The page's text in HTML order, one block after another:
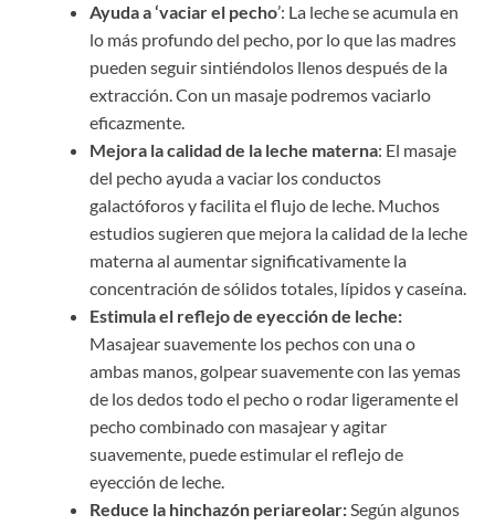
Ayuda a ‘vaciar el pecho’: La leche se acumula en
lo más profundo del pecho, por lo que las madres
pueden seguir sintiéndolos llenos después de la
extracción. Con un masaje podremos vaciarlo
eficazmente.
Mejora la calidad de la leche materna: El masaje
del pecho ayuda a vaciar los conductos
galactóforos y facilita el flujo de leche. Muchos
estudios sugieren que mejora la calidad de la leche
materna al aumentar significativamente la
concentración de sólidos totales, lípidos y caseína.
Estimula el reflejo de eyección de leche:
Masajear suavemente los pechos con una o
ambas manos, golpear suavemente con las yemas
de los dedos todo el pecho o rodar ligeramente el
pecho combinado con masajear y agitar
suavemente, puede estimular el reflejo de
eyección de leche.
Reduce la hinchazón periareolar:Según algunos